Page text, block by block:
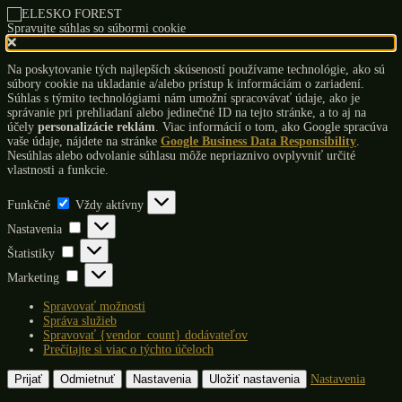
Spravujte súhlas so súbormi cookie
Na poskytovanie tých najlepších skúseností používame technológie, ako sú
súbory cookie na ukladanie a/alebo prístup k informáciám o zariadení.
Súhlas s týmito technológiami nám umožní spracovávať údaje, ako je
správanie pri prehliadaní alebo jedinečné ID na tejto stránke, a to aj na
účely personalizácie reklám. Viac informácií o tom, ako Google spracúva
vaše údaje, nájdete na stránke Google Business Data Responsibility.
Nesúhlas alebo odvolanie súhlasu môže nepriaznivo ovplyvniť určité
vlastnosti a funkcie.
Funkčné
Vždy aktívny
Nastavenia
Nastavenia
Štatistiky
Štatistiky
Marketing
Marketing
Spravovať možnosti
Správa služieb
Spravovať {vendor_count} dodávateľov
Prečítajte si viac o týchto účeloch
Prijať Odmietnuť Nastavenia Uložiť nastavenia Nastavenia